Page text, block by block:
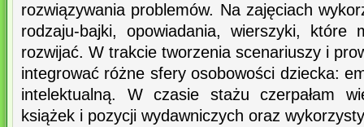
rozwiązywania problemów. Na zajęciach
rodzaju-bajki, opowiadania, wierszyki,
rozwijać. W trakcie tworzenia scenariuszy i
integrować różne sfery osobowości dziecka:
intelektualną. W czasie stażu czerpałam
książek i pozycji wydawniczych oraz